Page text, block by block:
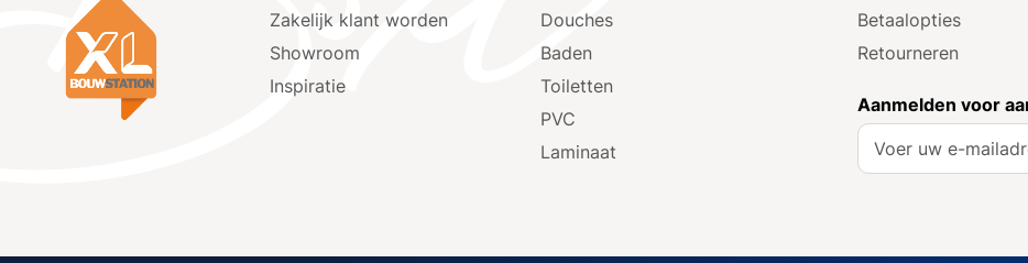
Zakelijk klant worden
Showroom
Inspiratie
Douches
Baden
Toiletten
PVC
Laminaat
Betaalopties
Retourneren
Aanmelden voor
A
e